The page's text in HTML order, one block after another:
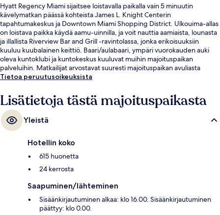
Hyatt Regency Miami sijaitsee loistavalla paikalla vain 5 minuutin
kävelymatkan päässä kohteista James L. Knight Centerin
tapahtumakeskus ja Downtown Miami Shopping District. Ulkouima-allas
on loistava paikka käydä aamu-uinnilla, ja voit nauttia aamiaista, lounasta
ja illallista Riverview Bar and Grill -ravintolassa, jonka erikoisuuksiin
kuuluu kuubalainen keittiö. Baari/aulabaari, ympäri vuorokauden auki
oleva kuntoklubi ja kuntokeskus kuuluvat muihin majoituspaikan
palveluihin. Matkailijat arvostavat suuresti majoituspaikan avuliasta
henkilökuntaa ja hyvää sijaintia. Majoituspaikka sijaitsee lyhyen
Metromoverin raitiovaunupysäkki sijaitsee 2 minuutin ja Knight Center
Metromoverin raitiovaunupysäkki 4 minuutin kävelymatkan päässä.
Tietoa peruutusoikeuksista
Lisätietoja tästä majoituspaikasta
Yleistä
Hotellin koko
615 huonetta
24 kerrosta
Saapuminen/lähteminen
Sisäänkirjautuminen alkaa: klo 16.00. Sisäänkirjautuminen
päättyy: klo 0.00.